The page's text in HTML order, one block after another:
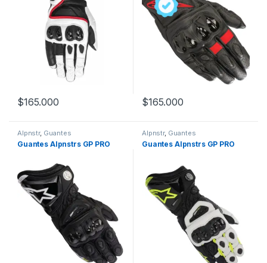
$165.000
Este producto tiene múltiples variantes. Las opciones se
$165.000
Este producto tiene múltiples
Alpnstr, Guantes
Guantes Alpnstrs GP PRO
Alpnstr, Guantes
Guantes Alpnstrs GP PRO